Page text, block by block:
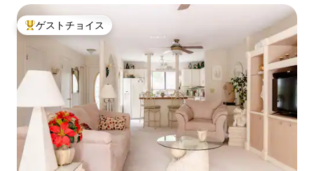
大好評のゲストチョイスです。
ゲストチョイス